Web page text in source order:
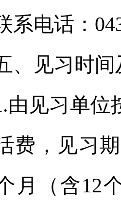
电话：
见习时间
习单位按
费，见习
月（含12